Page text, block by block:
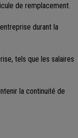
de remplacement.
durant la
tels que les salaires
la continuité de